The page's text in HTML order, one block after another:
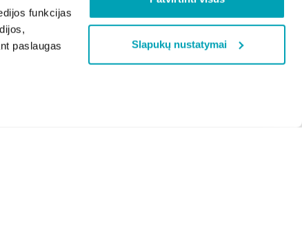
funkcijas
paslaugas
Slapukų nustatymai